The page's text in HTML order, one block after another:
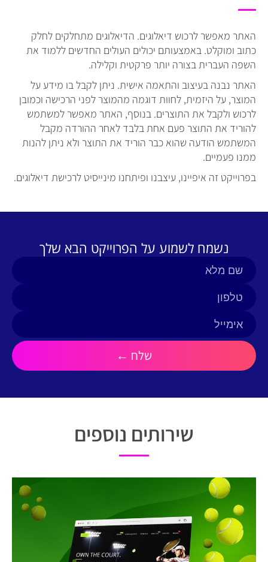
האתר מאפשר לרכוש דיאלוגים. הדיאלוגים מתחלקים לחלק
כתוב ומוקלט. באמצעותם יכולים העולים החדשים ללמוד את
השפה העברית בצורה יותר פרקטית וקלילה.
האתר נבנה בעיצוב והתאמה אישית. ניתן לקבל בו מידע על
המוצר, על היזמית, לחוות דוגמה מהמוצר לפני הרכישה וכמובן
לרכוש ולקבל את התוצרים. בנוסף, האתר מאפשר למשתמש
להוריד את התוצר פעם אחת בלבד לאחר ההורדה מקבל
המשתמש הודעה שהוא כבר הוריד את התוצר ולא ניתן להנות
ממנו פעמיים.
בפרוייקט זה איפיינו, עיצבנו ופיתחנו מינייסיט לרכישת דיאלוגים.
נשמח לשמוע על הפרוייקט הבא שלך
שירותים נוספים